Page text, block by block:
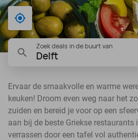
Bij mij in de buurt
Zoek deals in de buurt van
Delft
Ervaar de smaakvolle en warme
keuken! Droom even weg naar het
zuiden en bereid je voor op een
aan bij de beste Griekse restaurants
verrassen door een tafel vol